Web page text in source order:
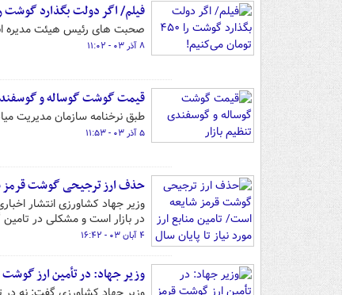
فیلم/ اگر دولت بگذارد گوشت را ۴۵۰ تومان
صحبت های رئیس هیئت مدیره
۸ آذر ۰۳ - ۱۱:۰۲
قیمت گوشت گوساله و
طبق نرخنامه سازمان مدیریت
۵ آذر ۰۳ - ۱۱:۵۳
حذف ارز ترجیحی گوشت قرمز
وزیر جهاد کشاورزی انتشار
در بازار است و مشکلی در
۴ آبان ۰۳ - ۱۶:۴۲
وزیر جهاد: در تأمین ارز